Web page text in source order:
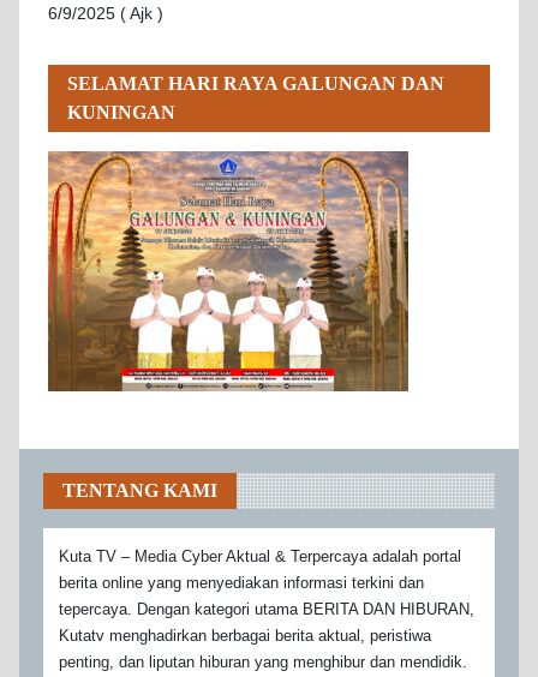
6/9/2025 ( Ajk )
SELAMAT HARI RAYA GALUNGAN DAN
KUNINGAN
TENTANG KAMI
Kuta TV – Media Cyber Aktual & Terpercaya adalah portal
berita online yang menyediakan informasi terkini dan
tepercaya. Dengan kategori utama BERITA DAN HIBURAN,
Kutatv menghadirkan berbagai berita aktual, peristiwa
penting, dan liputan hiburan yang menghibur dan mendidik.